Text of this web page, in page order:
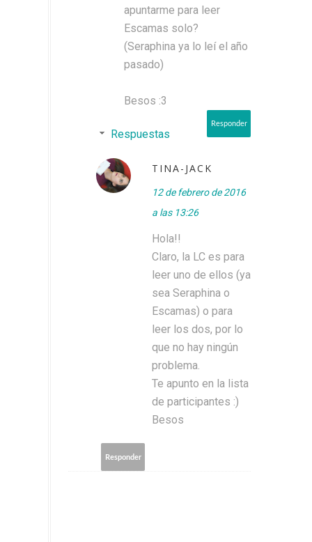
apuntarme para leer
Escamas solo?
(Seraphina ya lo leí el año
pasado)
Besos :3
Responder
Respuestas
TINA-JACK
12 de febrero de 2016
a las 13:26
Hola!!
Claro, la LC es para
leer uno de ellos (ya
sea Seraphina o
Escamas) o para
leer los dos, por lo
que no hay ningún
problema.
Te apunto en la lista
de participantes :)
Besos
Responder